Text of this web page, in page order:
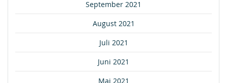
September 2021
August 2021
Juli 2021
Juni 2021
Mai 2021